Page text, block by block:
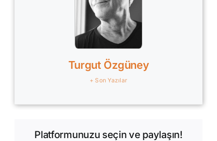
Turgut Özgüney
+ Son Yazılar
Platformunuzu seçin ve paylaşın!